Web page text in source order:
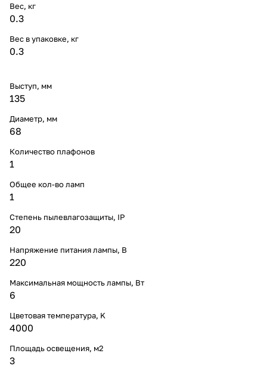
Вес, кг
0.3
Вес в упаковке, кг
0.3
Выступ, мм
135
Диаметр, мм
68
Количество плафонов
1
Общее кол-во ламп
1
Степень пылевлагозащиты, IP
20
Напряжение питания лампы, В
220
Максимальная мощность лампы, Вт
6
Цветовая температура, K
4000
Площадь освещения, м2
3